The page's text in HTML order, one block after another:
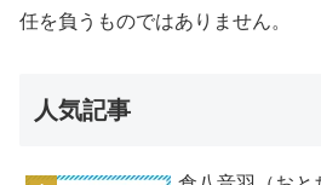
任を負うものではありません。
人気記事